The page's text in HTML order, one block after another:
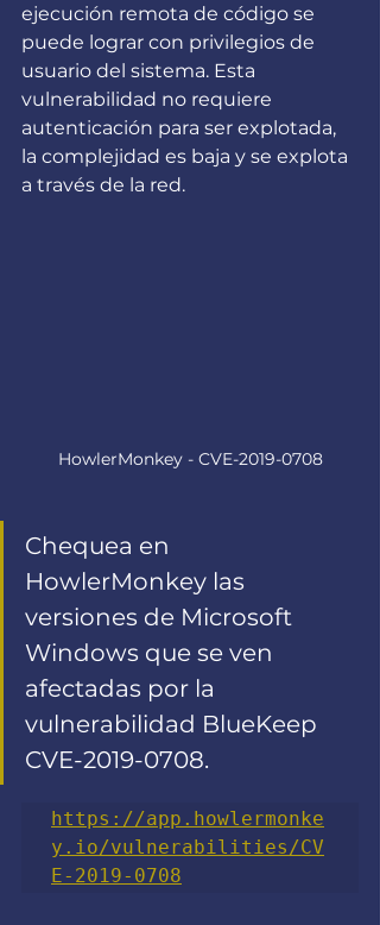
ejecución remota de código se
puede lograr con privilegios de
usuario del sistema. Esta
vulnerabilidad no requiere
autenticación para ser explotada,
la complejidad es baja y se explota
a través de la red.
HowlerMonkey - CVE-2019-0708
Chequea en
HowlerMonkey las
versiones de Microsoft
Windows que se ven
afectadas por la
vulnerabilidad BlueKeep
CVE-2019-0708.
https://app.howlermonke
y.io/vulnerabilities/CV
E-2019-0708